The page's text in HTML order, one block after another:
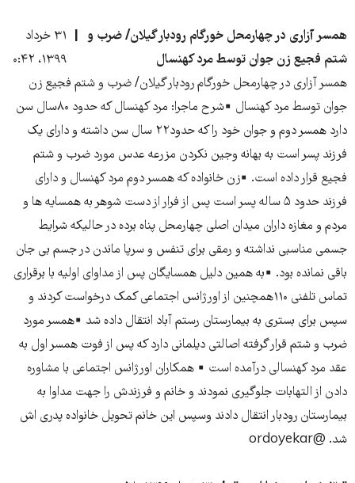
همسر آزاری در چهارمحل خورگام رودبار گیلان/ ضرب و
شتم فجیع زن جوان توسط مرد کهنسال
۳۱ خرداد
۱۳۹۹، ۰:۴۲
همسر آزاری در چهارمحل خورگام رودبار گیلان/ ضرب و شتم فجیع زن
جوان توسط مرد کهنسال ▪️شرح ماجرا: مرد کهنسال که حدود ۸۰سال سن
دارد همسر دوم و جوان خود را که حدود۲۲ سال سن داشته و دارای یک
فرزند پسر است به بهانه وجین نکردن مزرعه عدس مورد ضرب و شتم
فجیع قرار داده است. ▪️زن خانواده که همسر دوم مرد کهنسال و دارای
فرزند حدود ۵ ساله پسر است پس از فرار از دست شوهر به همسایه ها و
مردم و مغازه داران میدان اصلی چهارمحل پناه برده در حالیکه شرایط
جسمی مناسبی نداشته و رمقی برای تنفس و سرپا ماندن در جسم بی جان
باقی نمانده بود. ▪️به همین دلیل همسایگان پس از مداوای اولیه با برقراری
تماس تلفنی ۱۱۰همچنین از اورژانس اجتماعی کمک درخواست کردند و
سپس برای بستری به بیمارستان رستم آباد انتقال داده شد ▪️همسر مورد
ضرب و شتم قرار گرفته اصالتی دیلمانی دارد که پس از فوت همسر اول به
عقد مرد کهنسالی درآمده است ▪️ همکاران اورژانس اجتماعی با مشاوره
دادن از التهابات جلوگیری نمودند و خانم و فرزندش را جهت مداوا به
بیمارستان رودبار انتقال دادند وسپس این خانم تحویل خانواده پدری اش
شد. @ordoyekar